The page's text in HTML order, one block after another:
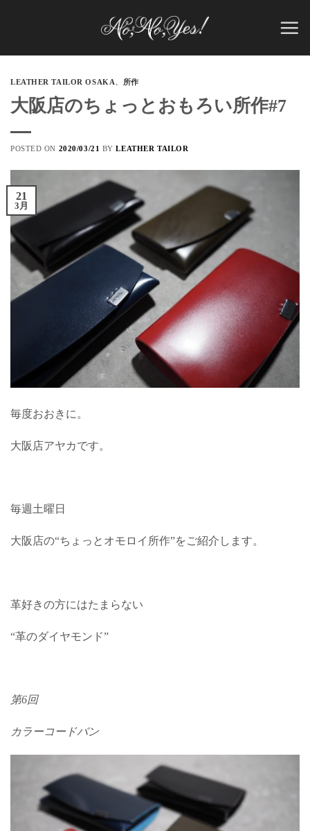
LEATHER TAILOR OSAKA、 所作
大阪店のちょっとおもろい所作#7
POSTED ON 2020/03/21 BYLEATHER TAILOR
21
3月
毎度おおきに。
大阪店アヤカです。
毎週土曜日
大阪店の“ちょっとオモロイ所作”をご紹介します。
革好きの方にはたまらない
“革のダイヤモンド”
第6回
カラーコードバン